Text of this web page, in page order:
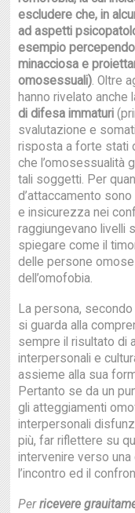
escludere che, in
ad aspetti
esempio
minacciosa e
omosessuali). Oltre
hanno rivelato anche
di difesa immaturi
svalutazione e
risposta a forte stati
che l’omosessualità
tali soggetti. Per
d’attaccamento
e insicurezza nei
raggiungevano livelli
spiegare come il
delle persone
dell’omofobia.
La persona,
si guarda alla
sempre il risultato di
interpersonali e
assieme alla sua
Pertanto se da un
gli atteggiamenti
interpersonali
più, far riflettere su
intervenire verso una
l’incontro ed il
Perricevere